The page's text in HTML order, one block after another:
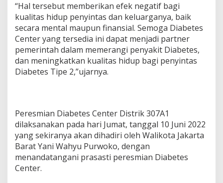
“Hal tersebut memberikan efek negatif bagi
kualitas hidup penyintas dan keluarganya, baik
secara mental maupun finansial. Semoga Diabetes
Center yang tersedia ini dapat menjadi partner
pemerintah dalam memerangi penyakit Diabetes,
dan meningkatkan kualitas hidup bagi penyintas
Diabetes Tipe 2,”ujarnya.
Peresmian Diabetes Center Distrik 307A1
dilaksanakan pada hari Jumat, tanggal 10 Juni 2022
yang sekiranya akan dihadiri oleh Walikota Jakarta
Barat Yani Wahyu Purwoko, dengan
menandatangani prasasti peresmian Diabetes
Center.